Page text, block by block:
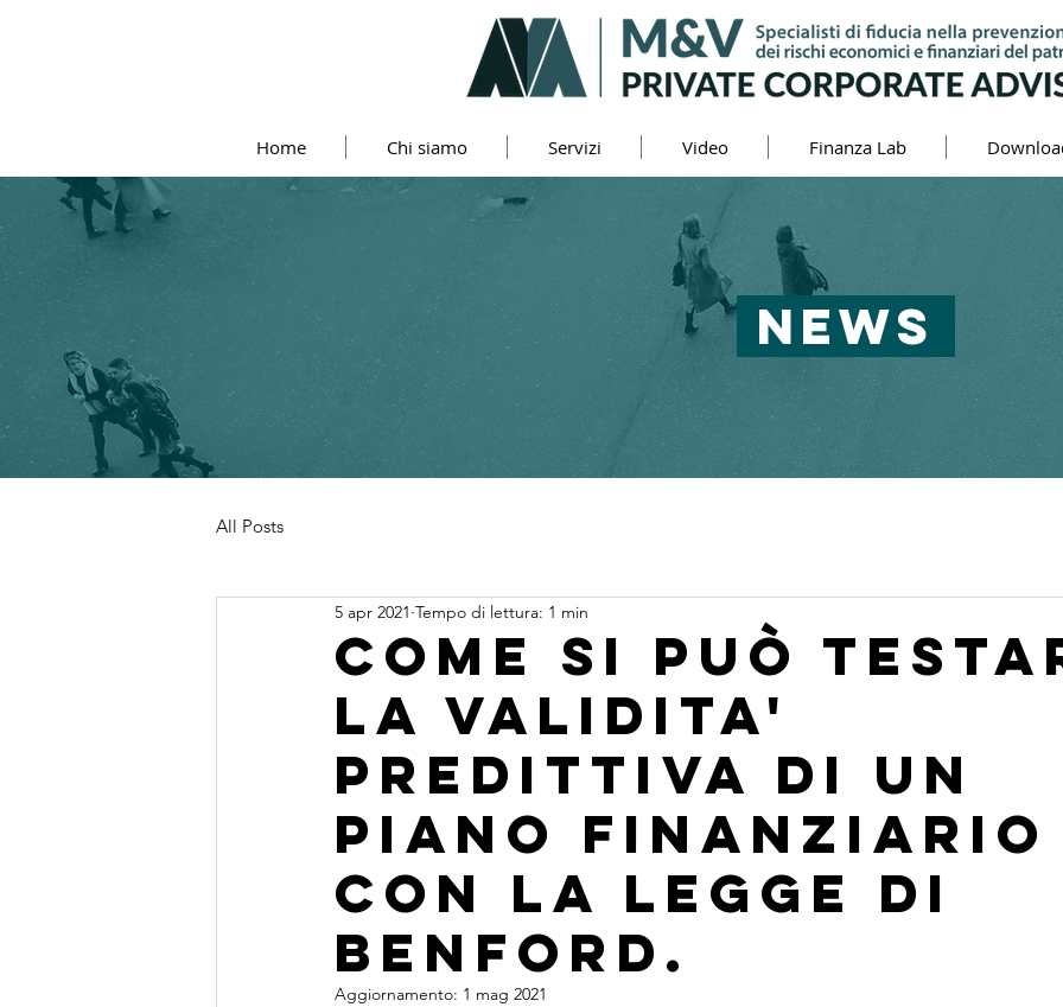
Home Chi siamo Servizi Video Finanza Lab
NEWS
All Posts
Come si può
la validita'
predittiva di un
piano finanziario
con la legge di
benford.
5 apr 2021 Tempo di lettura: 1 min
Aggiornamento: 1 mag 2021